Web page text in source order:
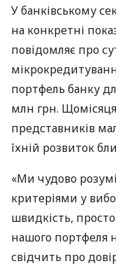
У банківському
на конкретні
повідомляє про
портфель банку
млн грн.
представників
їхній розвиток
«Ми чудово
критеріями у
швидкість,
нашого портфеля
свідчить про